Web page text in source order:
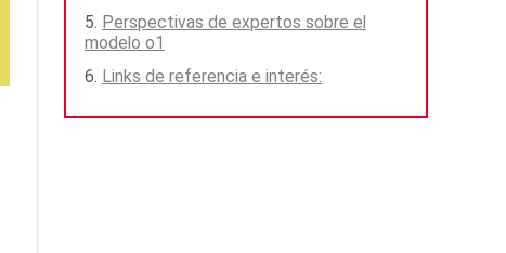
Perspectivas de expertos sobre el
modelo o1
Links de referencia e interés: